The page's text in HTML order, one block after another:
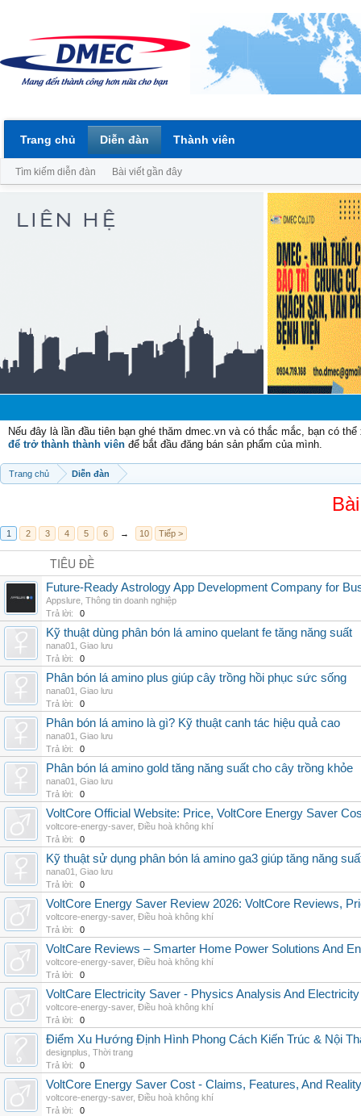
Nếu đây là lần đầu tiên bạn ghé thăm dmec.vn và có thắc mắc, bạn có
để trở thành thành viên để bắt đầu đăng bán sản phẩm của mình.
Trang chủ Diễn đàn
1 2 3 4 5 6 → 10 Tiếp >
TIÊU ĐỀ
Future-Ready Astrology App Development Company for
Appslure Thông tin doanh nghiệp
Trả lời:
0
Kỹ thuật dùng phân bón lá amino quelant fe tăng năng suất
nana01
Giao lưu
Trả lời:
0
Phân bón lá amino plus giúp cây trồng hồi phục sức sống
nana01
Giao lưu
Trả lời:
0
Phân bón lá amino là gì? Kỹ thuật canh tác hiệu quả cao
nana01
Giao lưu
Trả lời:
0
Phân bón lá amino gold tăng năng suất cho cây trồng khỏe
nana01
Giao lưu
Trả lời:
0
VoltCore Official Website: Price, VoltCore Energy Saver
voltcore-energy-saver, Điều hoà không khí
Trả lời:
0
Kỹ thuật sử dụng phân bón lá amino ga3 giúp tăng năng
nana01
Giao lưu
Trả lời:
0
VoltCore Energy Saver Review 2026: VoltCore Reviews,
voltcore-energy-saver, Điều hoà không khí
Trả lời:
0
VoltCare Reviews – Smarter Home Power Solutions And
voltcore-energy-saver, Điều hoà không khí
Trả lời:
0
VoltCare Electricity Saver - Physics Analysis And
voltcore-energy-saver, Điều hoà không khí
Trả lời:
0
Điểm Xu Hướng Định Hình Phong Cách Kiến Trúc & Nội
designplus Thời trang
Trả lời:
0
VoltCore Energy Saver Cost - Claims, Features, And
voltcore-energy-saver, Điều hoà không khí
Trả lời:
0
Trang chủ Diễn đàn
Tìm kiếm diễn đàn Bài viết gần đây
Thành viên